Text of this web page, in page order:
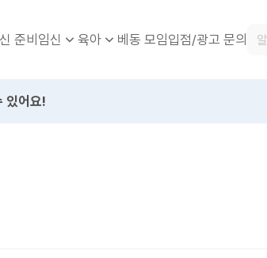
준비임신 육아 베동 모임입점/광고 문의
있어요!